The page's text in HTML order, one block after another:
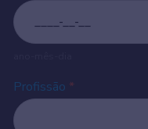
Profissão *